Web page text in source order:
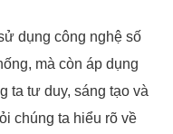
dụng công nghệ số
mà còn áp dụng
ta tư duy, sáng tạo và
chúng ta hiểu rõ về